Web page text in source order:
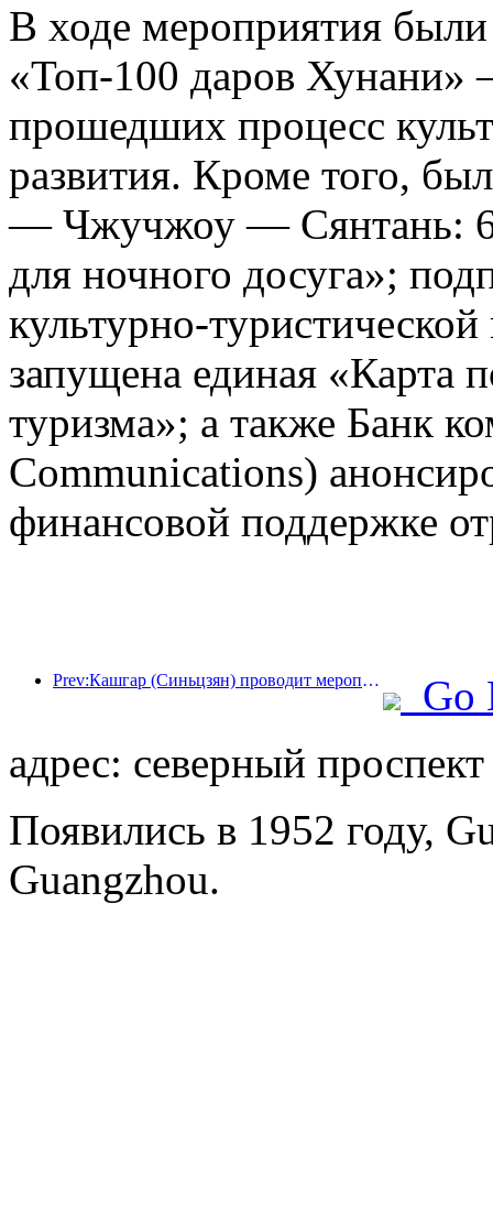
В ходе мероприятия были
«Топ-100 даров Хунани»
прошедших процесс
развития. Кроме того,
— Чжучжоу — Сянтань:
для ночного досуга»;
культурно-
запущена единая «Карта
туризма»; а также Банк
Communications)
финансовой поддержке
Prev:Кашгар (Синьцзян) проводит мероприятие по продвижению туризма с целью содействия межэтническому обмену.
Go
адрес: северный
Появились в 1952 году,
Guangzhou.